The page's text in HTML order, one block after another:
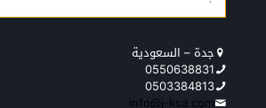
جدة – السعودية
0550638831
0503384813
info@j-ksa.com